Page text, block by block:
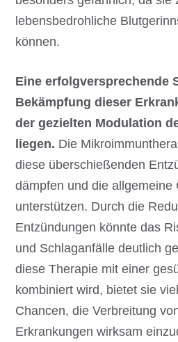
lebensbedrohliche
können.
Eine erfolgversprechende
Bekämpfung dieser
der gezielten Modulation
liegen. Die
diese überschießenden
dämpfen und die allgemeine
unterstützen. Durch die
Entzündungen könnte das
und Schlaganfälle deutlich
diese Therapie mit einer
kombiniert wird, bietet sie
Chancen, die Verbreitung
Erkrankungen wirksam